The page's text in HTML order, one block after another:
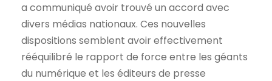
a communiqué avoir trouvé un accord avec
divers médias nationaux. Ces nouvelles
dispositions semblent avoir effectivement
rééquilibré le rapport de force entre les géants
du numérique et les éditeurs de presse